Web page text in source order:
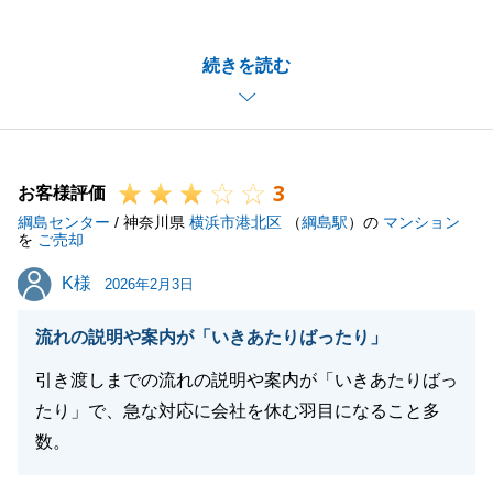
続きを読む
これもＴ様のご協力のおかげでございます。
これからも引き続きよろしくお願いいたします。
閉じる
お客様評価 3
綱島センター / 神奈川県 横浜市港北区 （綱島駅）の マンション
を ご売却
K様
K様 2026年2月3日
流れの説明や案内が「いきあたりばったり」
引き渡しまでの流れの説明や案内が「いきあたりばっ
たり」で、急な対応に会社を休む羽目になること多
数。